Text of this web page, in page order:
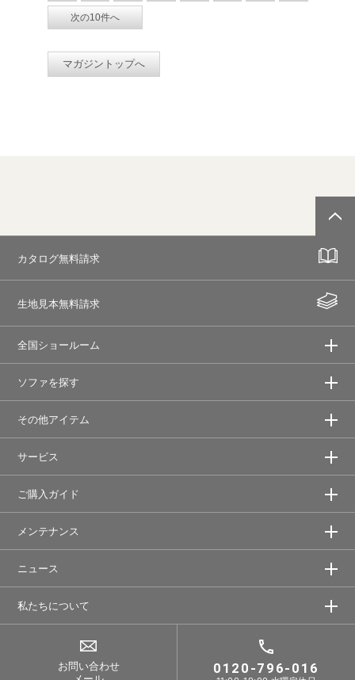
次の10件へ
マガジントップへ
カタログ無料請求
生地見本無料請求
全国ショールーム
ソファを探す
その他アイテム
サービス
ご購入ガイド
メンテナンス
ニュース
私たちについて
お問い合わせ
0120-796-016